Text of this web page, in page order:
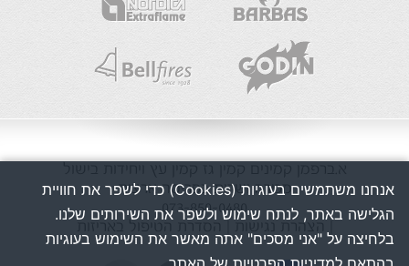
מכירה ושרות בפריסה ארצית
073-850-0480
| הצהרת נגישות
אנחנו משתמשים בעוגיות (Cookies) כדי לשפר את חוויית
הגלישה באתר, לנתח שימוש ולשפר את השירותים שלנו.
בלחיצה על "אני מסכים" אתה מאשר את השימוש בעוגיות